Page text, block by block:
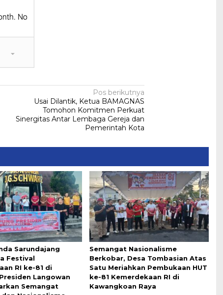
Pos berikutnya
Usai Dilantik, Ketua BAMAGNAS
Tomohon Komitmen Perkuat
Sinergitas Antar Lembaga Gereja dan
Pemerintah Kota
Sarundajang
Festival
RI ke-81 di
Langowan
Semangat
Semangat Nasionalisme
Berkobar, Desa Tombasian Atas
Satu Meriahkan Pembukaan HUT
ke-81 Kemerdekaan RI di
Kawangkoan Raya